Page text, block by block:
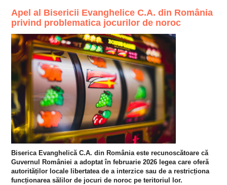
Apel al Bisericii Evanghelice C.A. din România
privind problematica jocurilor de noroc
Biserica Evanghelică C.A. din România este recunoscătoare că
Guvernul României a adoptat în februarie 2026 legea care oferă
autorităților locale libertatea de a interzice sau de a restricționa
funcționarea sălilor de jocuri de noroc pe teritoriul lor.